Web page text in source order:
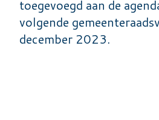
toegevoegd aan de
volgende
december 2023.